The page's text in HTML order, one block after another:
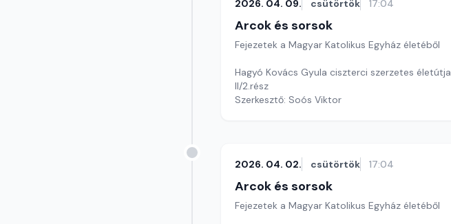
2026. 04. 09. csütörtök 17:04
Arcok és sorsok
Fejezetek a Magyar Katolikus Egyház életéből
Hagyó Kovács Gyula ciszterci szerzetes életútja
II/2.rész
Szerkesztő: Soós Viktor
2026. 04. 02. csütörtök 17:04
Arcok és sorsok
Fejezetek a Magyar Katolikus Egyház életéből